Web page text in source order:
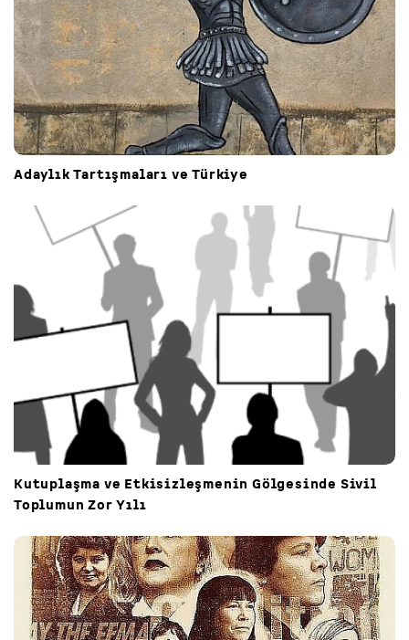
Adaylık Tartışmaları ve Türkiye
Kutuplaşma ve Etkisizleşmenin Gölgesinde Sivil
Toplumun Zor Yılı